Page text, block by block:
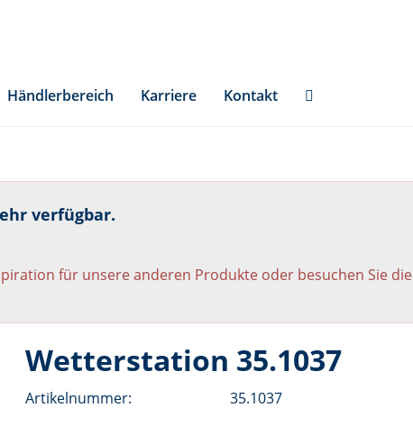
Händlerbereich Karriere Kontakt
verfügbar.
für unsere anderen Produkte oder besuchen Sie die
Wetterstation 35.1037
Artikelnummer: 35.1037